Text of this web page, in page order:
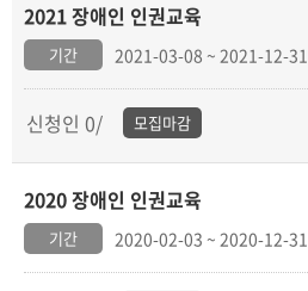
2021 장애인 인권교육
기간 2021-03-08 ~ 2021-12-31
신청인 0/ 모집마감
2020 장애인 인권교육
기간 2020-02-03 ~ 2020-12-31